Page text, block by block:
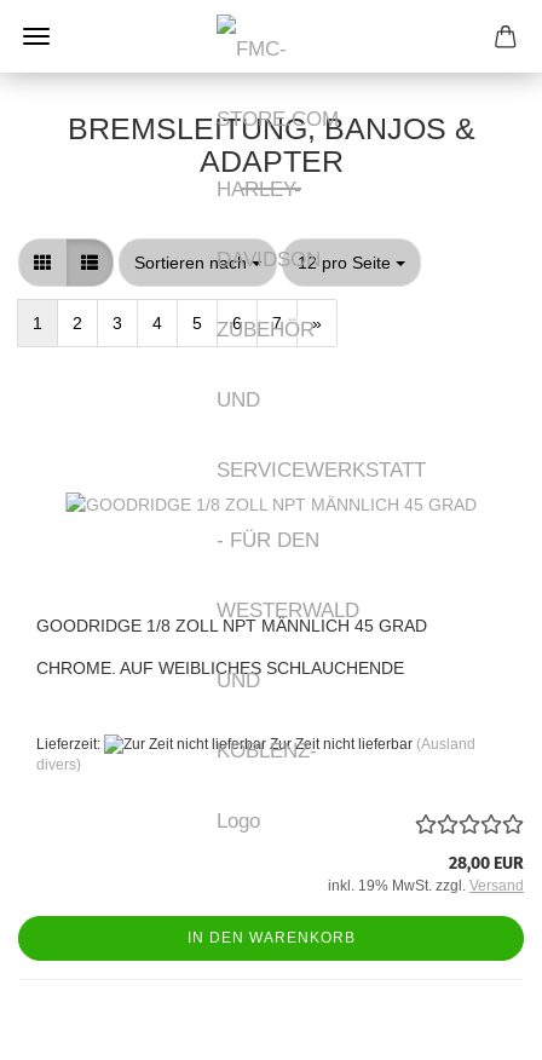
BREMSLEITUNG, BANJOS &
ADAPTER
Sortieren nach
Sortieren nach 12 pro Seite
pro Seite
1 2 3 4 5 6 7 »
GOODRIDGE 1/8 ZOLL NPT MÄNNLICH 45 GRAD
CHROME. AUF WEIBLICHES SCHLAUCHENDE
Lieferzeit: Zur Zeit nicht lieferbar (Ausland
divers)
28,00 EUR
inkl. 19% MwSt. zzgl. Versand
IN DEN WARENKORB